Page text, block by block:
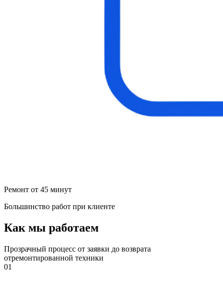
Ремонт от 45 минут
Большинство работ при клиенте
Как мы работаем
Прозрачный процесс от заявки до возврата
отремонтированной техники
01